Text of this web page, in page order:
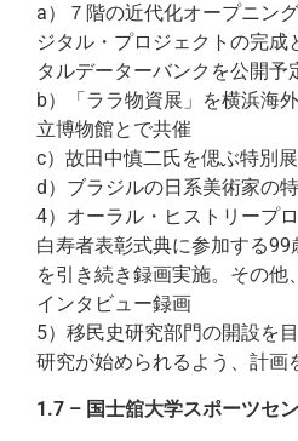
a）７階の近代化オープニン
ジタル・プロジェクトの完成
タルデーターバンクを公開予
b）「ララ物資展」を横浜海
立博物館とで共催
c）故田中慎二氏を偲ぶ特別
d）ブラジルの日系美術家の
4）オーラル・ヒストリープ
白寿者表彰式典に参加する
を引き続き録画実施。その
インタビュー録画
5）移民史研究部門の開設を
研究が始められるよう、計画
1.7 – 国士舘大学スポーツセ